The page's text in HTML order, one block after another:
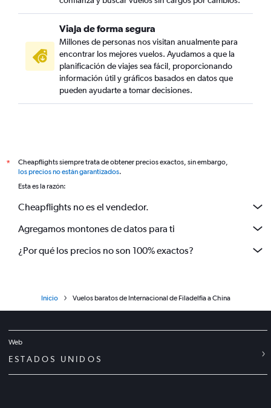
Viaja de forma segura
Millones de personas nos visitan anualmente para
encontrar los mejores vuelos. Ayudamos a que la
planificación de viajes sea fácil, proporcionando
información útil y gráficos basados en datos que
pueden ayudarte a tomar decisiones.
*
Cheapflights siempre trata de obtener precios exactos, sin embargo,
los precios no están garantizados.
Esta es la razón:
Cheapflights no es el vendedor.
Agregamos montones de datos para ti
¿Por qué los precios no son 100% exactos?
Inicio Vuelos baratos de Internacional de Filadelfia a China
Web
ESTADOS UNIDOS